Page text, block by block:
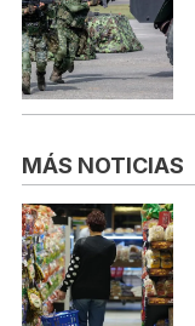
MÁS NOTICIAS